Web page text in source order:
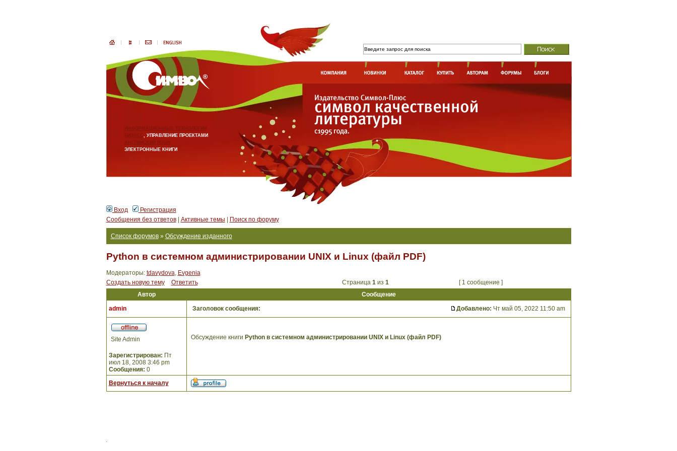
ИНФОРМАЦИОННЫЕ ТЕХНОЛОГИИ
БИЗНЕС, УПРАВЛЕНИЕ ПРОЕКТАМИ
АНГЛИЙСКИЙ ЯЗЫК
ЭЛЕКТРОННЫЕ КНИГИ
Вход
Регистрация
Сообщения без ответов| Активные темы Поиск по форуму
Список форумов» Обсуждение изданного
Python в системном администрировании UNIX и Linux (файл PDF)
Модераторы: tdavydova, Evgenia
Создать новую тему
Ответить Страница 1из 1
[ 1 сообщение ]
Автор
Сообщение
admin
Заголовок сообщения: Добавлено: Чт май 05, 2022 11:50 am
Site Admin
Зарегистрирован: Пт
июл 18, 2008 3:46 pm
Сообщения: 0
Обсуждение книги Python в системном администрировании UNIX и Linux (файл PDF)
Вернуться к началу